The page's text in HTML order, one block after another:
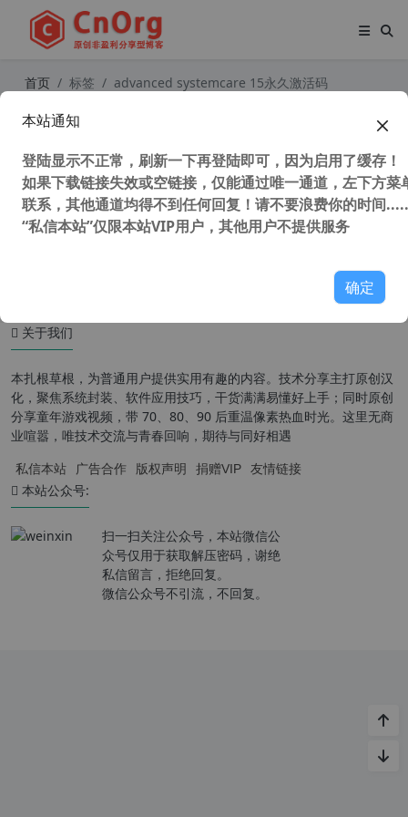
首页 标签 advanced systemcare 15永久激活码
iObit Advanced SystemCare 16 Pro
终结者
关于我们
本扎根草根，为普通用户提供实用有趣的内容。技术分享主打原创汉
化，聚焦系统封装、软件应用技巧，干货满满易懂好上手；同时原创
分享童年游戏视频，带 70、80、90 后重温像素热血时光。这里无商
业喧嚣，唯技术交流与青春回响，期待与同好相遇
私信本站 广告合作 版权声明 捐赠VIP 友情链接
本站公众号:
扫一扫关注公众号，本站微信公
众号仅用于获取解压密码，谢绝
私信留言，拒绝回复。
微信公众号不引流，不回复。
本站通知
登陆显示不正常，刷新一下再登陆即可，因为启用了缓存！
如果下载链接失效或空链接，仅能通过唯一通道，左下方菜
联系，其他通道均得不到任何回复！请不要浪费你的时间
“私信本站”仅限本站VIP用户，其他用户不提供服务
确定